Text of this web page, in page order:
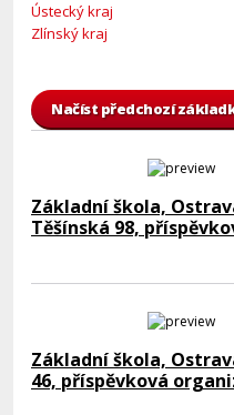
Ústecký kraj
Zlínský kraj
Načíst předchozí
Základní škola,
Těšínská 98,
Základní škola,
46, příspěvková